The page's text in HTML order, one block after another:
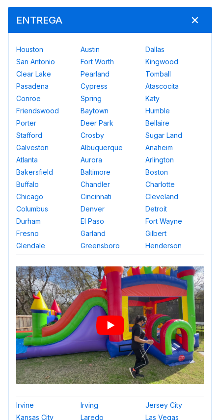
ENTREGA
Houston Austin
Dallas
San Antonio
Fort Worth
Kingwood
Clear Lake
Pearland
Tomball
Pasadena
Cypress
Atascocita
Conroe
Spring
Katy
Friendswood
Baytown
Humble
Porter
Deer Park
Bellaire
Stafford
Crosby
Sugar Land
Galveston
Albuquerque
Anaheim
Atlanta
Aurora
Arlington
Bakersfield
Baltimore
Boston
Buffalo
Chandler
Charlotte
Chicago
Cincinnati
Cleveland
Columbus
Denver
Detroit
Durham
El Paso
Fort Wayne
Fresno
Garland
Gilbert
Glendale
Greensboro Henderson
Irvine Irving
Jersey City
Kansas City
Laredo Las Vegas